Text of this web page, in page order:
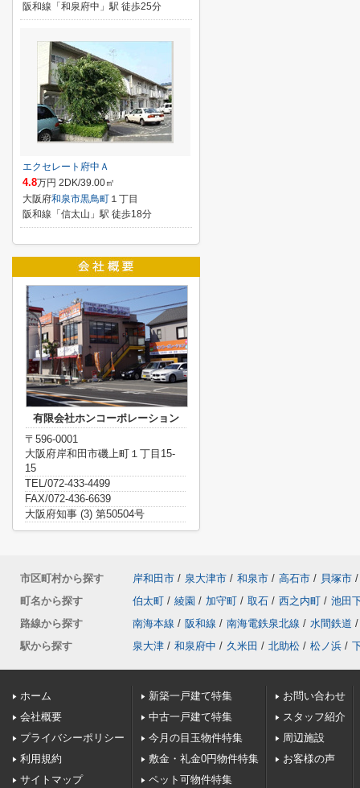
阪和線「和泉府中」駅 徒歩25分
エクセレート府中Ａ
4.8万円 2DK/39.00㎡
大阪府和泉市黒鳥町 １丁目
阪和線「信太山」駅 徒歩18分
有限会社ホンコーポレーション
〒596-0001
大阪府岸和田市磯上町１丁目15-
15
TEL/072-433-4499
FAX/072-436-6639
大阪府知事 (3) 第50504号
市区町村から探す 岸和田市 / 泉大津市 / 和泉市 / 高石市 / 貝塚市 /
町名から探す
伯太町 / 綾園 / 加守町 / 取石 / 西之内町 / 池田
路線から探す
南海本線 / 阪和線 / 南海電鉄泉北線 / 水間鉄道 /
駅から探す
泉大津 / 和泉府中 / 久米田 / 北助松 / 松ノ浜 /
ホーム
会社概要
プライバシーポリシー
利用規約
サイトマップ
新築一戸建て特集
中古一戸建て特集
今月の目玉物件特集
敷金・礼金0円物件特集
ペット可物件特集
お問い合わせ
スタッフ紹介
周辺施設
お客様の声